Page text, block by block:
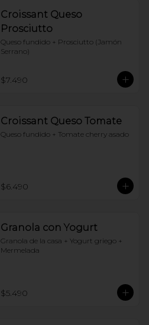
Croissant Queso
Prosciutto
Queso fundido + Prosciutto (Jamón
Serrano)
$7.490
Croissant Queso Tomate
Queso fundido + Tomate cherry asado
$6.490
Granola con Yogurt
Granola de la casa + Yogurt griego +
Mermelada
$5.490